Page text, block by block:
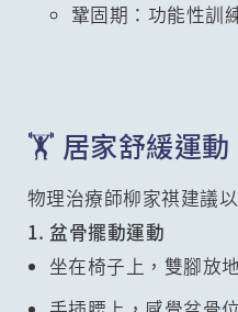
鞏固期：功能性訓
🏋️ 居家舒緩運動
物理治療師柳家祺建議
1. 盆骨擺動運動
坐在椅子上，雙腳放地